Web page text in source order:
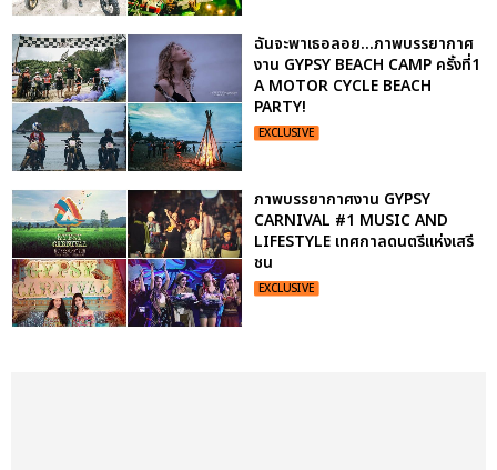
ฉันจะพาเธอลอย...ภาพบรรยากาศ
งาน GYPSY BEACH CAMP ครั้งที่1
A MOTOR CYCLE BEACH
PARTY!
EXCLUSIVE
ภาพบรรยากาศงาน GYPSY
CARNIVAL #1 MUSIC AND
LIFESTYLE เทศกาลดนตรีแห่งเสรี
ชน
EXCLUSIVE